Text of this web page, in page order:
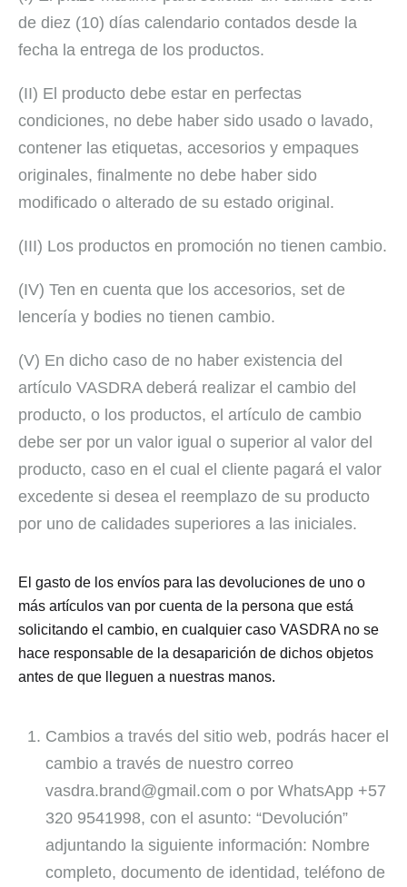
de diez (10) días calendario contados desde la
fecha la entrega de los productos.
(II) El producto debe estar en perfectas
condiciones, no debe haber sido usado o lavado,
contener las etiquetas, accesorios y empaques
originales, finalmente no debe haber sido
modificado o alterado de su estado original.
(III) Los productos en promoción no tienen cambio.
(IV) Ten en cuenta que los accesorios, set de
lencería y bodies no tienen cambio.
(V) En dicho caso de no haber existencia del
artículo VASDRA deberá realizar el cambio del
producto, o los productos, el artículo de cambio
debe ser por un valor igual o superior al valor del
producto, caso en el cual el cliente pagará el valor
excedente si desea el reemplazo de su producto
por uno de calidades superiores a las iniciales.
El gasto de los envíos para las devoluciones de uno o
más artículos van por cuenta de la persona que está
solicitando el cambio, en cualquier caso VASDRA no se
hace responsable de la desaparición de dichos objetos
antes de que lleguen a nuestras manos.
Cambios a través del sitio web, podrás hacer el
cambio a través de nuestro correo
vasdra.brand@gmail.com o por WhatsApp +57
320 9541998, con el asunto: “Devolución”
adjuntando la siguiente información: Nombre
completo, documento de identidad, teléfono de